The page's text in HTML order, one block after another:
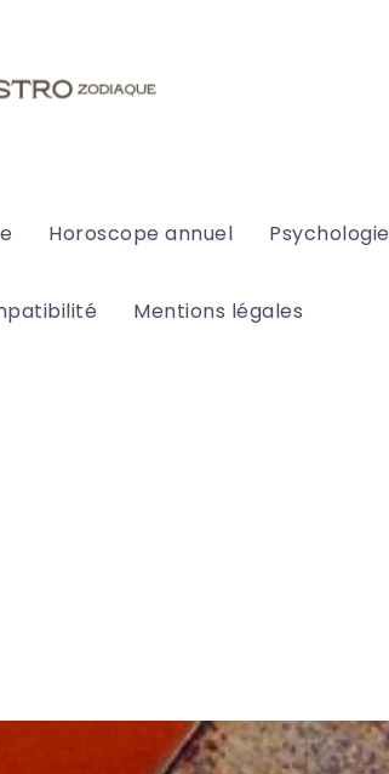
Horoscope annuel Psychologie
Mentions légales